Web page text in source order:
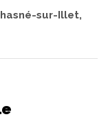
sur-Illet,